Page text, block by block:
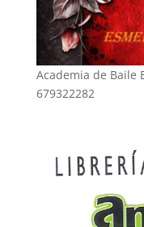
Academia de Baile
679322282